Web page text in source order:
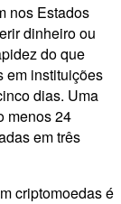
nos Estados
dinheiro ou
do que
em instituições
dias. Uma
menos 24
em três
criptomoedas é